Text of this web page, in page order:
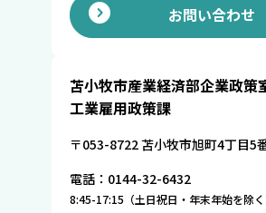
お問い合わせ
苫小牧市産業経済部企業政策
工業雇用政策課
〒053-8722 苫小牧市旭町4丁目5
電話：0144-32-6432
8:45-17:15（土日祝日・年末年始を除く